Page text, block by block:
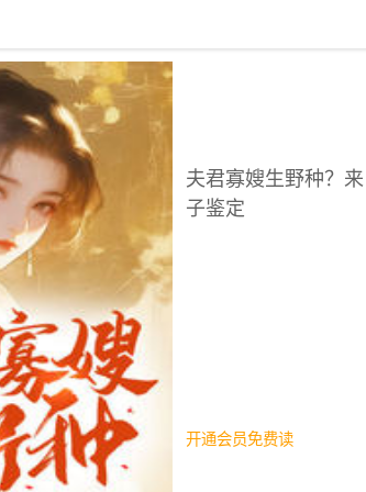
夫君寡嫂生野种？
子鉴定
开通会员免费读